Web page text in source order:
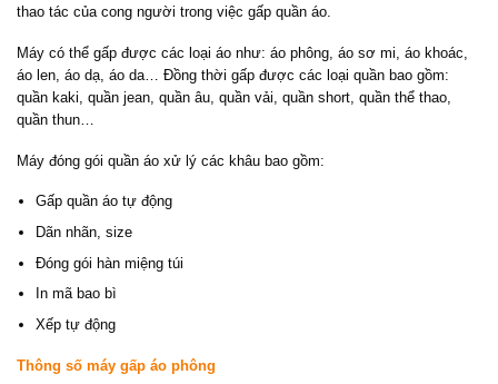
thao tác của cong người trong việc gấp quần áo.
Máy có thể gấp được các loại áo như: áo phông, áo sơ mi, áo khoác,
áo len, áo dạ, áo da… Đồng thời gấp được các loại quần bao gồm:
quần kaki, quần jean, quần âu, quần vải, quần short, quần thể thao,
quần thun…
Máy đóng gói quần áo xử lý các khâu bao gồm:
Gấp quần áo tự động
Dãn nhãn, size
Đóng gói hàn miệng túi
In mã bao bì
Xếp tự động
Thông số máy gấp áo phông